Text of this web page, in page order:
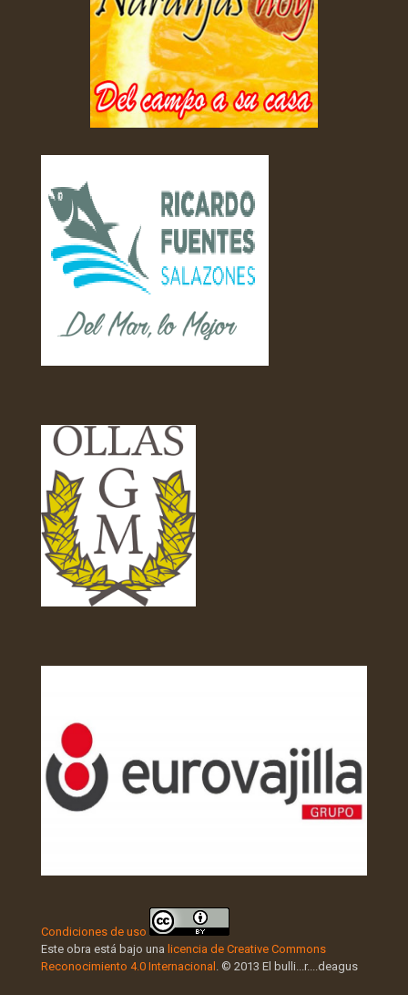
Condiciones de uso
Este obra está bajo una licencia de Creative Commons
Reconocimiento 4.0 Internacional
. © 2013 El bulli...r....deagus